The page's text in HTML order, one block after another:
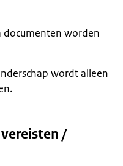
documenten worden
wordt alleen
/